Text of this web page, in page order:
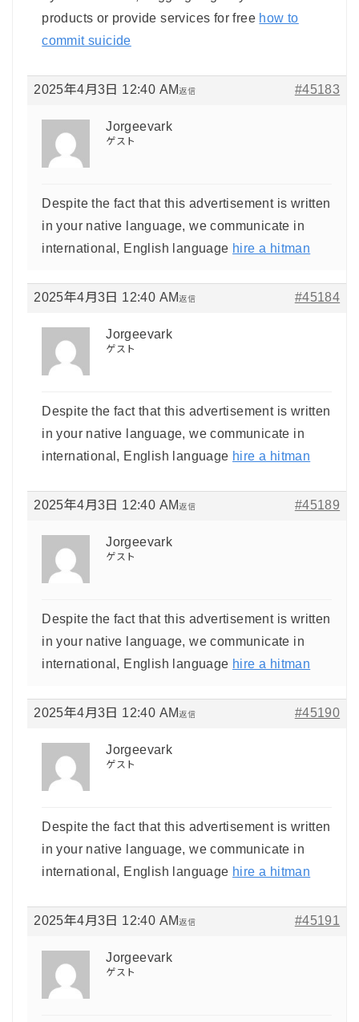
products or provide services for free how to
commit suicide
2025年4月3日 12:40 AM #45183
返信
Jorgeevark
ゲスト
Despite the fact that this advertisement is written
in your native language, we communicate in
international, English language hire a hitman
2025年4月3日 12:40 AM #45184
返信
Jorgeevark
ゲスト
Despite the fact that this advertisement is written
in your native language, we communicate in
international, English language hire a hitman
2025年4月3日 12:40 AM #45189
返信
Jorgeevark
ゲスト
Despite the fact that this advertisement is written
in your native language, we communicate in
international, English language hire a hitman
2025年4月3日 12:40 AM #45190
返信
Jorgeevark
ゲスト
Despite the fact that this advertisement is written
in your native language, we communicate in
international, English language hire a hitman
2025年4月3日 12:40 AM #45191
返信
Jorgeevark
ゲスト